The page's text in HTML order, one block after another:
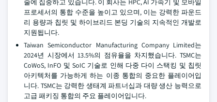
술에 집중하고 있습니다. 이 회사는 HPC, AI 가속기 및 모바일
프로세서의 통합 수준을 높이고 있으며, 이는 강력한 파운드
리 용량과 칩릿 및 하이브리드 본딩 기술의 지속적인 개발로
지원됩니다.
Taiwan Semiconductor Manufacturing Company Limited는
2024년 시장에서 13.5%의 점유율을 차지했습니다. TSMC는
CoWoS, InFO 및 SoIC 기술로 인해 다중 다이 스택킹 및 칩릿
아키텍처를 가능하게 하는 이종 통합의 중요한 플레이어입
니다. TSMC는 강력한 생태계 파트너십과 대량 생산 능력으로
고급 패키징 통합의 주요 플레이어입니다.